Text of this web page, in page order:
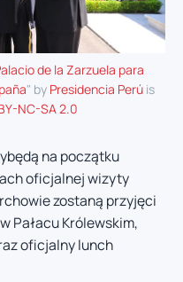
de la Zarzuela para
" by Presidencia Perúis
NC-SA 2.0
na początku
oficjalnej wizyty
zostaną przyjęci
Pałacu Królewskim,
oficjalny lunch